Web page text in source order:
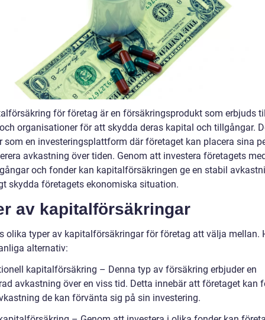
för företag är en försäkringsprodukt som erbjuds
organisationer för att skydda deras kapital och tillgångar.
som en investeringsplattform där företaget kan placera sina
avkastning över tiden. Genom att investera företagets
och fonder kan kapitalförsäkringen ge en stabil
skydda företagets ekonomiska situation.
av kapitalförsäkringar
olika typer av kapitalförsäkringar för företag att välja mellan.
alternativ:
kapitalförsäkring – Denna typ av försäkring erbjuder en
avkastning över en viss tid. Detta innebär att företaget kan
de kan förvänta sig på sin investering.